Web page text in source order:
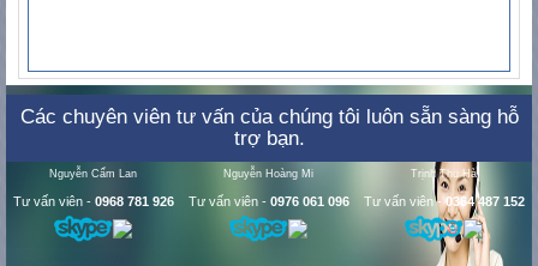
Các chuyên viên tư vấn của chúng tôi luôn sẵn sàng hỗ
trợ bạn.
Nguyễn Cẩm Lan
Tư vấn viên- 0968 781 926
Nguyễn Hoàng Mi
Tư vấn viên- 0976 061 096
Trịnh Thu Hà
Tư vấn viên-0364 487 152